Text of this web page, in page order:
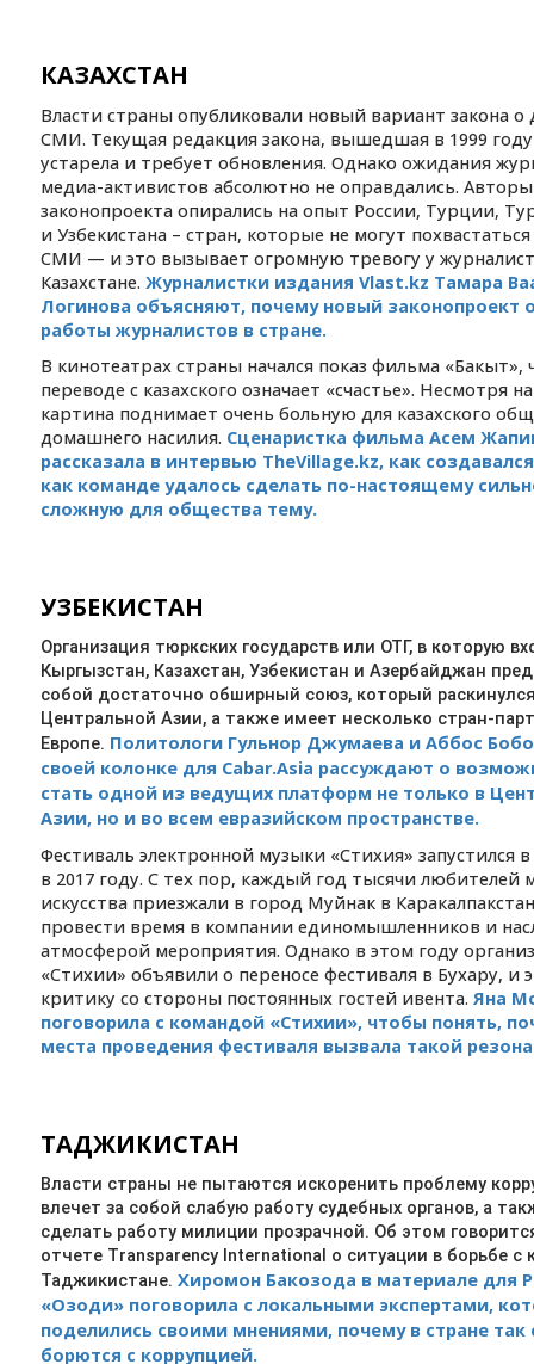
КАЗАХСТАН
Власти страны опубликовали новый вариант закона о
СМИ. Текущая редакция закона, вышедшая в 1999
устарела и требует обновления. Однако ожидания
медиа-активистов абсолютно не оправдались.
законопроекта опирались на опыт России, Турции,
и Узбекистана – стран, которые не могут
СМИ — и это вызывает огромную тревогу у
Казахстане. Журналистки издания Vlast.kz Тамара
Логинова объясняют, почему новый законопроект
работы журналистов в стране.
В кинотеатрах страны начался показ фильма «Бакыт»,
переводе с казахского означает «счастье». Несмотря
картина поднимает очень больную для казахского
домашнего насилия. Сценаристка фильма Асем
рассказала в интервью TheVillage.kz, как
как команде удалось сделать по-настоящему
сложную для общества тему.
УЗБЕКИСТАН
Организация тюркских государств или ОТГ, в которую
Кыргызстан, Казахстан, Узбекистан и Азербайджан
собой достаточно обширный союз, который
Центральной Азии, а также имеет несколько стран-
Европе. Политологи Гульнор Джумаева и Аббос
своей колонке для Cabar.Asia рассуждают о
стать одной из ведущих платформ не только в
Азии, но и во всем евразийском пространстве.
Фестиваль электронной музыки «Стихия» запустился в
в 2017 году. С тех пор, каждый год тысячи любителей
искусства приезжали в город Муйнак в
провести время в компании единомышленников и
атмосферой мероприятия. Однако в этом году
«Стихии» объявили о переносе фестиваля в Бухару, и
критику со стороны постоянных гостей ивента. Яна
поговорила с командой «Стихии», чтобы понять,
места проведения фестиваля вызвала такой
ТАДЖИКИСТАН
Власти страны не пытаются искоренить проблему
влечет за собой слабую работу судебных органов, а
сделать работу милиции прозрачной. Об этом
отчете Transparency International о ситуации в борьбе с
Таджикистане. Хиромон Бакозода в материале для
«Озоди» поговорила с локальными экспертами,
поделились своими мнениями, почему в стране так
борются с коррупцией.